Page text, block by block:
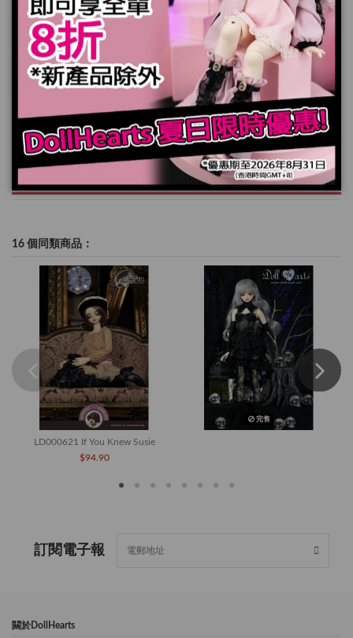
加入購物車
16 個同類商品：
LD000621 If You Knew Susie
$94.90
完售
訂閱電子報
闗於DollHearts